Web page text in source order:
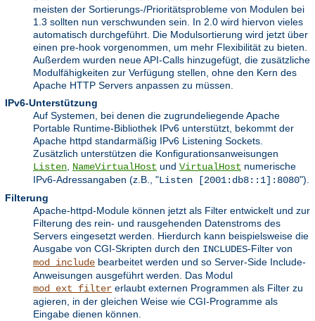
meisten der Sortierungs-/Prioritätsprobleme von Modulen bei
1.3 sollten nun verschwunden sein. In 2.0 wird hiervon vieles
automatisch durchgeführt. Die Modulsortierung wird jetzt über
einen pre-hook vorgenommen, um mehr Flexibilität zu bieten.
Außerdem wurden neue API-Calls hinzugefügt, die zusätzliche
Modulfähigkeiten zur Verfügung stellen, ohne den Kern des
Apache HTTP Servers anpassen zu müssen.
IPv6-Unterstützung
Auf Systemen, bei denen die zugrundeliegende Apache
Portable Runtime-Bibliothek IPv6 unterstützt, bekommt der
Apache httpd standarmäßig IPv6 Listening Sockets.
Zusätzlich unterstützen die Konfigurationsanweisungen
Listen NameVirtualHost und VirtualHost numerische
IPv6-Adressangaben (z.B., "Listen [2001:db8::1]:8080").
Filterung
Apache-httpd-Module können jetzt als Filter entwickelt und zur
Filterung des rein- und rausgehenden Datenstroms des
Servers eingesetzt werden. Hierdurch kann beispielsweise die
Ausgabe von CGI-Skripten durch den INCLUDES-Filter von
mod_include bearbeitet werden und so Server-Side Include-
Anweisungen ausgeführt werden. Das Modul
mod_ext_filter erlaubt externen Programmen als Filter zu
agieren, in der gleichen Weise wie CGI-Programme als
Eingabe dienen können.